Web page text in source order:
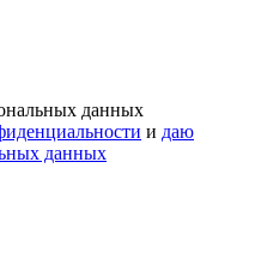
данных
и даю
данных